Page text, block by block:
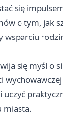
się
o tym, jak
wsparciu
się myśl o
uczyć
miasta.